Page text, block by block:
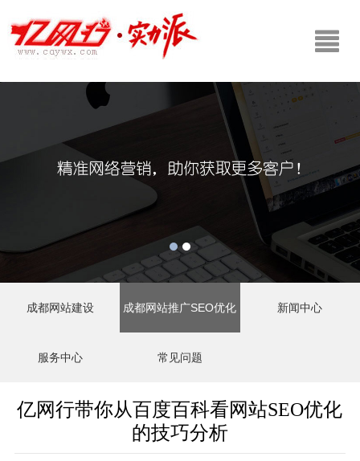
成都网站建设 成都网站推广SEO优化 新闻中心
服务中心 常见问题
亿网行带你从百度百科看网站SEO优化
的技巧分析